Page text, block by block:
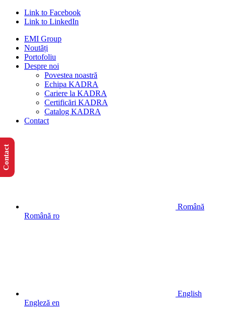
Link to Facebook
Link to LinkedIn
EMI Group
Noutăți
Portofoliu
Despre noi
Povestea noastră
Echipa KADRA
Cariere la KADRA
Certificări KADRA
Catalog KADRA
Contact
Română
Română ro
English
Engleză en
Contact